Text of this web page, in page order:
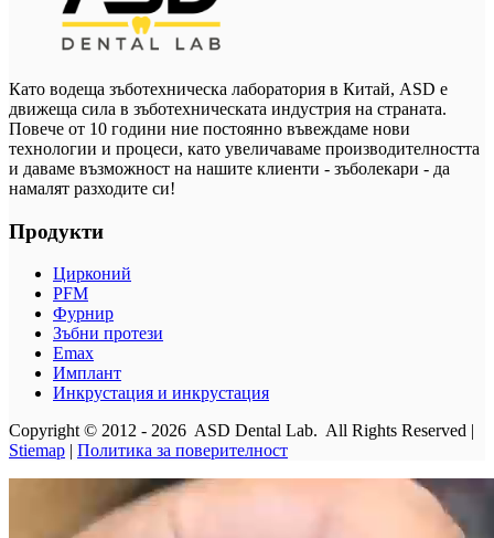
Като водеща зъботехническа лаборатория в Китай, ASD е
движеща сила в зъботехническата индустрия на страната.
Повече от 10 години ние постоянно въвеждаме нови
технологии и процеси, като увеличаваме производителността
и даваме възможност на нашите клиенти - зъболекари - да
намалят разходите си!
Продукти
Цирконий
PFM
Фурнир
Зъбни протези
Emax
Имплант
Инкрустация и инкрустация
Copyright © 2012 - 2026 ASD Dental Lab. All Rights Reserved |
Stiemap | Политика за поверителност